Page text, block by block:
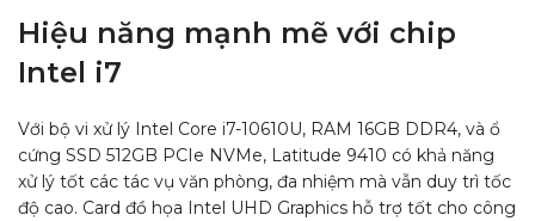
Hiệu năng mạnh mẽ với chip
Intel i7
Với bộ vi xử lý Intel Core i7-10610U, RAM 16GB DDR4, và ổ
cứng SSD 512GB PCIe NVMe, Latitude 9410 có khả năng
xử lý tốt các tác vụ văn phòng, đa nhiệm mà vẫn duy trì tốc
độ cao. Card đồ họa Intel UHD Graphics hỗ trợ tốt cho công